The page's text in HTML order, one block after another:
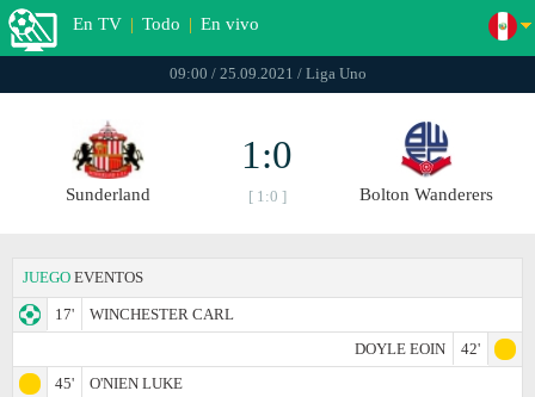
En TV | Todo | En vivo
09:00 / 25.09.2021 / Liga Uno
Sunderland
1:0
[ 1:0 ] Bolton Wanderers
JUEGO EVENTOS
17'
WINCHESTER CARL
DOYLE EOIN
42'
45'
O'NIEN LUKE